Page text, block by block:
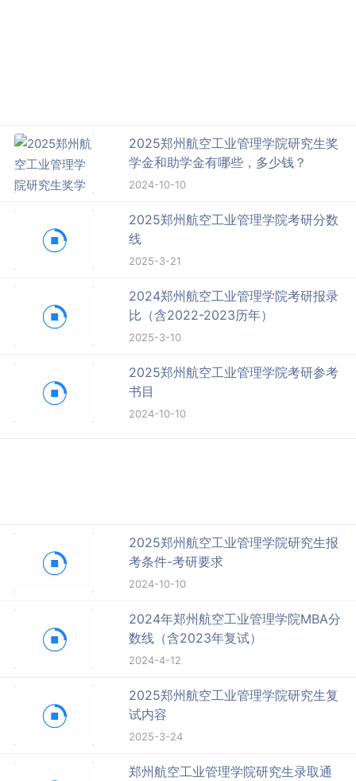
2025郑州航空工业管理学院研究生奖
学金和助学金有哪些，多少钱？
2024-10-10
2025郑州航空工业管理学院考研分数
线
2025-3-21
2024郑州航空工业管理学院考研报录
比（含2022-2023历年）
2025-3-10
2025郑州航空工业管理学院考研参考
书目
2024-10-10
2025郑州航空工业管理学院研究生报
考条件-考研要求
2024-10-10
2024年郑州航空工业管理学院MBA分
数线（含2023年复试）
2024-4-12
2025郑州航空工业管理学院研究生复
试内容
2025-3-24
郑州航空工业管理学院研究生录取通